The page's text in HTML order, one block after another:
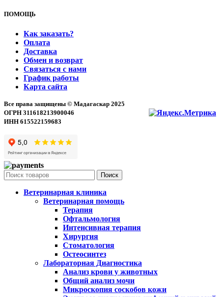
ПОМОЩЬ
Как заказать?
Оплата
Доставка
Обмен и возврат
Связаться с нами
График работы
Карта сайта
Все права защищены © Мадагаскар 2025
ОГРН 311618213900046
ИНН 615522159683
Поиск
Ветеринарная клиника
Ветеринарная помощь
Терапия
Офтальмология
Интенсивная терапия
Хирургия
Стоматология
Остеосинтез
Лабораторная Диагностика
Анализ крови у животных
Общий анализ мочи
Микроскопия соскобов кожи